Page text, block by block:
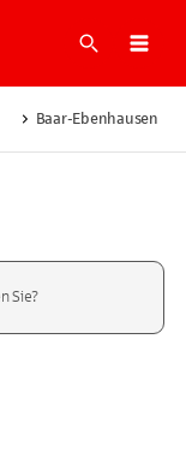
Suche
Baar-Ebenhausen